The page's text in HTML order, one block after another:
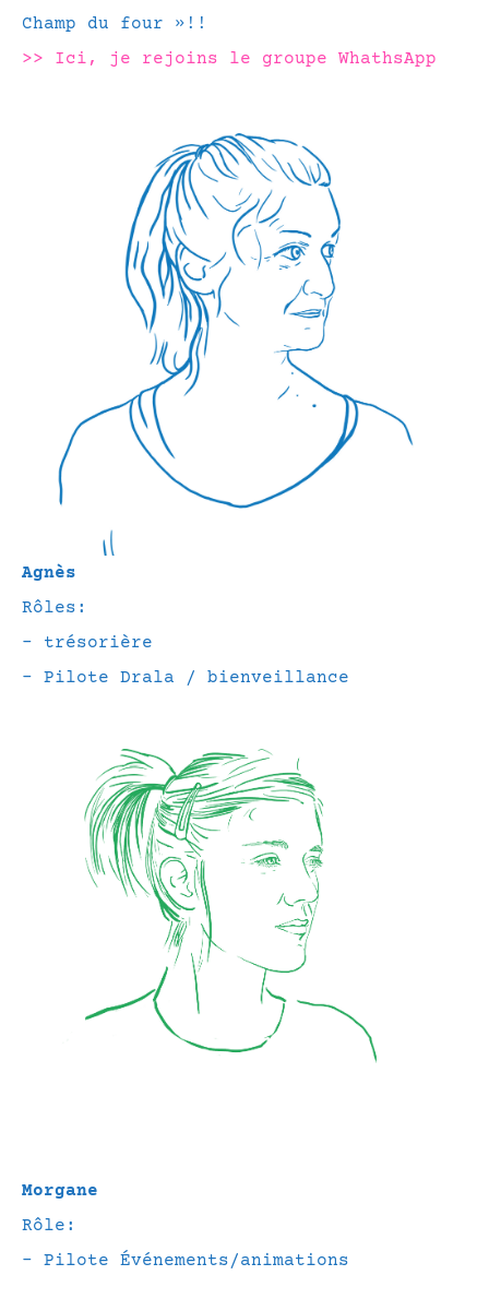
Champ du four »!!
>> Ici, je rejoins le groupe WhathsApp
Agnès
Rôles:
– trésorière
– Pilote Drala / bienveillance
Morgane
Rôle:
– Pilote Événements/animations